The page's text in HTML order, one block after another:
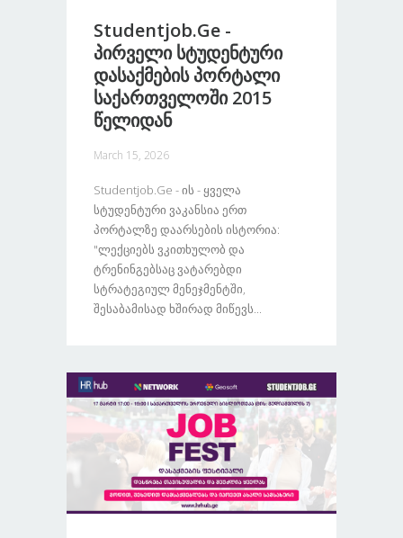
Studentjob.ge -
Პირველი Სტუდენტური
Დასაქმების Პორტალი
Საქართველოში 2015
Წელიდან
March 15, 2026
Studentjob.ge - Ის - Ყველა
Სტუდენტური Ვაკანსია Ერთ
Პორტალზე Დაარსების Ისტორია:
"ლექციებს Ვკითხულობ Და
Ტრენინგებსაც Ვატარებდი
Სტრატეგიულ Მენეჯმენტში,
Შესაბამისად Ხშირად Მიწევს...